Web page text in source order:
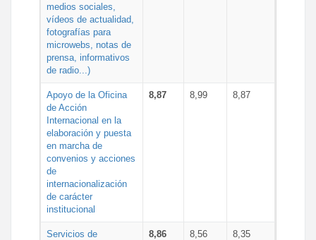
medios sociales,
vídeos de actualidad,
fotografías para
microwebs, notas de
prensa, informativos
de radio...)
Apoyo de la Oficina
de Acción
Internacional en la
elaboración y puesta
en marcha de
convenios y acciones
de
internacionalización
de carácter
institucional
8,87 8,99 8,87
Servicios de
8,86 8,56 8,35